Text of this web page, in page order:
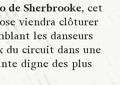
de Sherbrooke, cet
viendra clôturer
les danseurs
du circuit dans une
digne des plus